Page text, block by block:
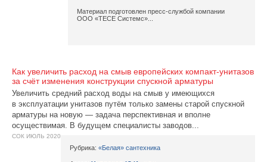
Материал подготовлен пресс-службой компании
ООО «TECE Системс»...
Как увеличить расход на смыв европейских компакт-унитазов
за счёт изменения конструкции спускной арматуры
Увеличить средний расход воды на смыв у имеющихся
в эксплуатации унитазов путём только замены старой спускной
арматуры на новую — задача перспективная и вполне
осуществимая. В будущем специалисты заводов...
СОК ИЮЛЬ 2020
Рубрика: «Белая» сантехника